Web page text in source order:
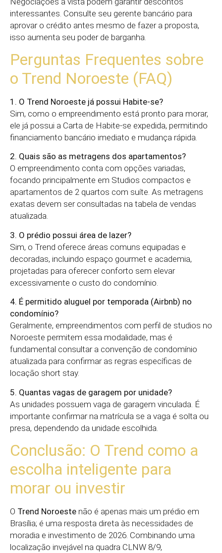
interessantes. Consulte seu gerente bancário para
aprovar o crédito antes mesmo de fazer a proposta,
isso aumenta seu poder de barganha.
Perguntas Frequentes sobre
o Trend Noroeste (FAQ)
1. O Trend Noroeste já possui Habite-se?
Sim, como o empreendimento está pronto para morar,
ele já possui a Carta de Habite-se expedida, permitindo
financiamento bancário imediato e mudança rápida.
2. Quais são as metragens dos apartamentos?
O empreendimento conta com opções variadas,
focando principalmente em Studios compactos e
apartamentos de 2 quartos com suíte. As metragens
exatas devem ser consultadas na tabela de vendas
atualizada.
3. O prédio possui área de lazer?
Sim, o Trend oferece áreas comuns equipadas e
decoradas, incluindo espaço gourmet e academia,
projetadas para oferecer conforto sem elevar
excessivamente o custo do condomínio.
4. É permitido aluguel por temporada (Airbnb) no
condomínio?
Geralmente, empreendimentos com perfil de studios no
Noroeste permitem essa modalidade, mas é
fundamental consultar a convenção de condomínio
atualizada para confirmar as regras específicas de
locação short stay.
5. Quantas vagas de garagem por unidade?
As unidades possuem vaga de garagem vinculada. É
importante confirmar na matrícula se a vaga é solta ou
presa, dependendo da unidade escolhida.
Conclusão: O Trend como a
escolha inteligente para
morar ou investir
O Trend Noroeste não é apenas mais um prédio em
Brasília; é uma resposta direta às necessidades de
moradia e investimento de 2026. Combinando uma
localização invejável na quadra CLNW 8/9,